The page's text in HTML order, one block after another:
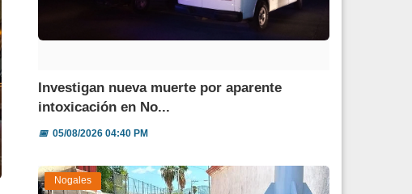
Investigan nueva muerte por aparente
intoxicación en No...
📅05/08/2026 04:40 PM
Nogales